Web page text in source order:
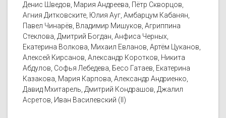
Денис Шведов, Мария Андреева, Пётр Скворцов,
Агния Дитковските, Юлия Ауг, Амбарцум Кабанян,
Павел Чинарёв, Владимир Мишуков, Агриппина
Стеклова, Дмитрий Богдан, Анфиса Черных,
Екатерина Волкова, Михаил Евланов, Артём Цуканов,
Алексей Кирсанов, Александр Коротков, Никита
Абдулов, Софья Лебедева, Бесо Гатаев, Екатерина
Казакова, Мария Карпова, Александр Андриенко,
Давид Мхитарель, Дмитрий Кондрашов, Джалил
Асретов, Иван Василевский (II)